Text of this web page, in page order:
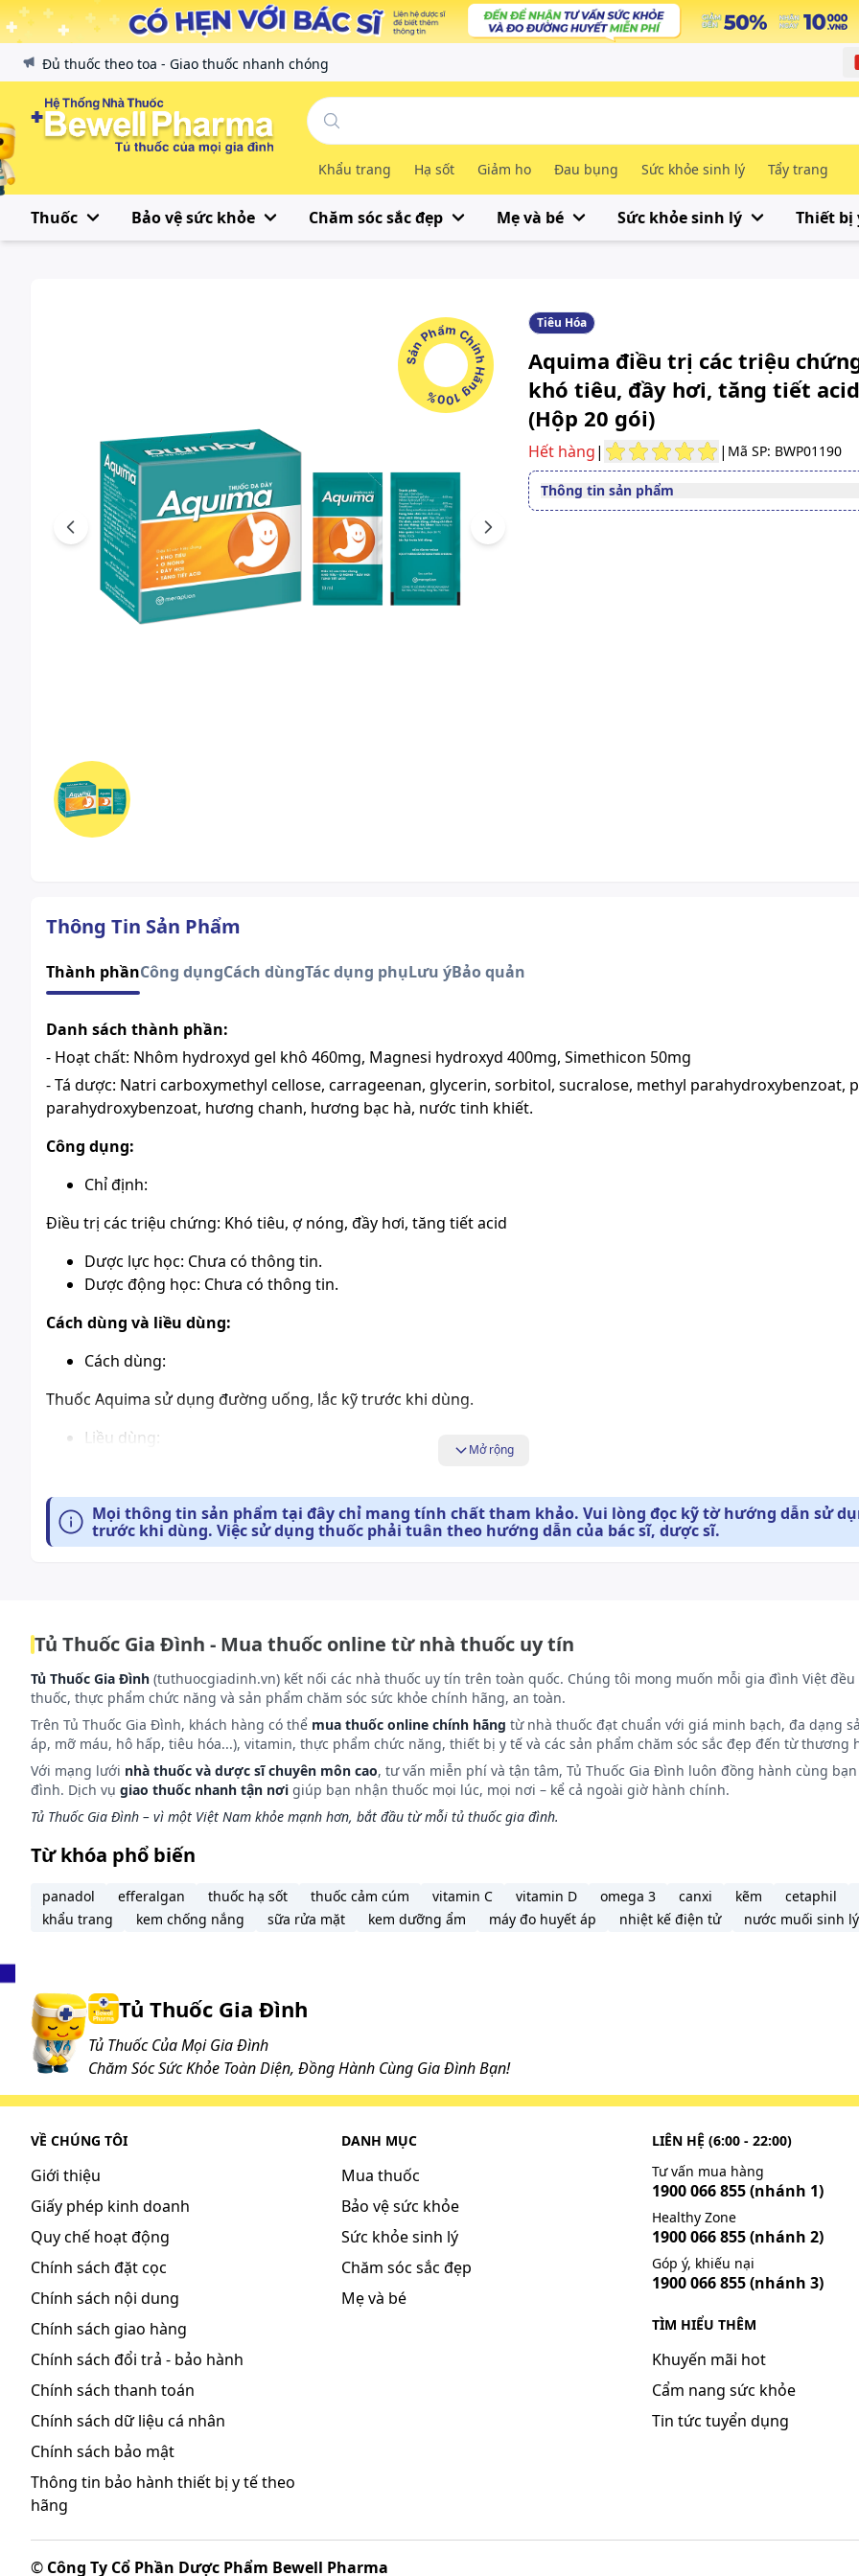
Đủ thuốc theo toa - Giao thuốc nhanh chóng
Khẩu trang Hạ sốt Giảm ho Đau bụng Sức khỏe sinh lý Tẩy trang
Thuốc Bảo vệ sức khỏe Chăm sóc sắc đẹp Mẹ và bé Sức khỏe sinh lý Thiết bị
Sản Phẩm Chính Hãng 100%
Previous Next
Tiêu Hóa
Aquima điều trị các triệu
khó tiêu, đầy hơi, tăng tiết acid
(Hộp 20 gói)
Hết hàng| | Mã SP: BWP01190
Thông tin sản phẩm
Thông Tin Sản Phẩm
Thành phầnCông dụngCách dùngTác dụng phụLưu ýBảo quản
Danh sách thành phần:
- Hoạt chất: Nhôm hydroxyd gel khô 460mg, Magnesi hydroxyd 400mg, Simethicon 50mg
- Tá dược: Natri carboxymethyl cellose, carrageenan, glycerin, sorbitol, sucralose, methyl parahydroxybenzoat,
parahydroxybenzoat, hương chanh, hương bạc hà, nước tinh khiết.
Công dụng:
Chỉ định:
Điều trị các triệu chứng: Khó tiêu, ợ nóng, đầy hơi, tăng tiết acid
Dược lực học: Chưa có thông tin.
Dược động học: Chưa có thông tin.
Cách dùng và liều dùng:
Cách dùng:
Thuốc Aquima sử dụng đường uống, lắc kỹ trước khi dùng.
Liều dùng:
Người cao tuổi: Khuyến cáo sử dụng liều dùng như người lớn.
Trẻ em dưới 5 tuổi: Uống với liều bằng một phần liều người lớn, tối đa 5ml.
Ít khi xảy ra các triệu chứng nghiêm trọng khi quá liều.
Các triệu chứng quá liều cấp tính đã được báo cáo đối với dạng kết hợp giữa nhôm hydroxyd và muối magnesi
Đau bụng, tiêu chảy, nôn.
Sử dụng một liều lớn thuốc này có thể gây ra hoặc làm nghiêm trọng hơn sự tắc ruột ở bệnh nhân có nguy cơ
như ở người cao tuổi hoặc suy thận.
Xử trí khi quá liều
Nhôm và magnesi được thải trừ qua nước tiểu. Điều trị quá liều cấp tính bằng cách tiêm tĩnh mạch calcium
kết hợp với bù nước và lợi tiểu cưỡng bức. Trong trường hợp suy giảm chức năng thận, thẩm phân phúc mạc
tách máu là cần thiết.
Trong trường hợp khẩn cấp, hãy gọi ngay cho Trung tâm cấp cứu 115 hoặc đến trạm Y tế địa phương gần nhất.
Nếu bạn quên một liều thuốc, hãy dùng càng sớm càng tốt. Tuy nhiên, nếu gần với liều kế tiếp, hãy bỏ qua liều
và dùng liều kế tiếp vào thời điểm như kế hoạch. Lưu ý rằng không nên dùng gấp đôi liều đã quy định.
Tác dụng phụ có thể gặp:
Khi sử dụng Aquima thường gặp các tác dụng không mong muốn (ADR) như:
Ít gặp, 1/1000 < ADR < 1/100
Tiêu hóa: Tiêu chảy hoặc táo bón.
Rất hiếm gặp, ADR < 1/10.000
Chuyển hoá và dinh dưỡng: Tăng magnesi máu, bao gồm triệu chứng quan sát được sau khi dùng magnesi
kéo dài ở bệnh nhân suy thận.
Không được biết đến
Hệ thống miễn dịch: Các phản ứng quá mẫn, ví dụ như: ngứa, nổi mày đay, phù mạch và các phản ứng phản vệ.
Tiêu hóa: Đau bụng.
Chuyển hoá và dinh dưỡng: Tăng nồng độ nhôm trong máu, giảm phosphate máu, khi sử dụng thuốc kéo dài
cao hoặc thậm chí liều bình thường ở bệnh nhân có chế độ ăn phospho thấp có thể làm tăng canxi niệu và tăng
Hướng dẫn cách xử trí ADR
Ngừng sử dụng thuốc Aquima và gặp bác sĩ hoặc đến bệnh viện ngay lập tức nếu có triệu chứng phát ban da (đỏ
sưng da), sưng mí mắt, mặt, môi, miệng hay lưỡi, khó thở hoặc khó nuốt. Thông báo ngay cho bác sĩ hoặc dược
tác dụng không mong muốn gặp phải khi sử dụng thuốc.
Chống chỉ định:
Mở rộng
Mọi thông tin sản phẩm tại đây chỉ mang tính chất tham khảo. Vui lòng đọc kỹ tờ hướng dẫn sử
trước khi dùng. Việc sử dụng thuốc phải tuân theo hướng dẫn của bác sĩ, dược sĩ.
Tủ Thuốc Gia Đình - Mua thuốc online từ nhà thuốc uy tín
Tủ Thuốc Gia Đình (tuthuocgiadinh.vn) kết nối các nhà thuốc uy tín trên toàn quốc. Chúng tôi mong muốn mỗi gia đình Việt
thuốc, thực phẩm chức năng và sản phẩm chăm sóc sức khỏe chính hãng, an toàn.
Trên Tủ Thuốc Gia Đình, khách hàng có thể mua thuốc online chính hãng từ nhà thuốc đạt chuẩn với giá minh bạch, đa dạng
áp, mỡ máu, hô hấp, tiêu hóa...), vitamin, thực phẩm chức năng, thiết bị y tế và các sản phẩm chăm sóc sắc đẹp đến từ
Với mạng lưới nhà thuốc và dược sĩ chuyên môn cao, tư vấn miễn phí và tận tâm, Tủ Thuốc Gia Đình luôn đồng hành cùng
đình. Dịch vụ giao thuốc nhanh tận nơi giúp bạn nhận thuốc mọi lúc, mọi nơi – kể cả ngoài giờ hành chính.
Tủ Thuốc Gia Đình – vì một Việt Nam khỏe mạnh hơn, bắt đầu từ mỗi tủ thuốc gia đình.
Từ khóa phổ biến
panadol efferalgan thuốc hạ sốt thuốc cảm cúm vitamin C vitamin D omega 3 canxi kẽm cetaphil
khẩu trang
kem chống nắng sữa rửa mặt kem dưỡng ẩm máy đo huyết áp nhiệt kế điện tử nước muối sinh lý
Tủ Thuốc Gia Đình
Tủ Thuốc Của Mọi Gia Đình
Chăm Sóc Sức Khỏe Toàn Diện, Đồng Hành Cùng Gia Đình Bạn!
VỀ CHÚNG TÔI
Giới thiệu
Giấy phép kinh doanh
Quy chế hoạt động
Chính sách đặt cọc
Chính sách nội dung
Chính sách giao hàng
Chính sách đổi trả - bảo hành
Chính sách thanh toán
Chính sách dữ liệu cá nhân
Chính sách bảo mật
Thông tin bảo hành thiết bị y tế theo
hãng
DANH MỤC
Mua thuốc
Bảo vệ sức khỏe
Sức khỏe sinh lý
Chăm sóc sắc đẹp
Mẹ và bé
LIÊN HỆ (6:00 - 22:00)
Tư vấn mua hàng
1900 066 855(nhánh 1)
Healthy Zone
1900 066 855(nhánh 2)
Góp ý, khiếu nại
1900 066 855(nhánh 3)
TÌM HIỂU THÊM
Khuyến mãi hot
Cẩm nang sức khỏe
Tin tức tuyển dụng
© Công Ty Cổ Phần Dược Phẩm Bewell Pharma